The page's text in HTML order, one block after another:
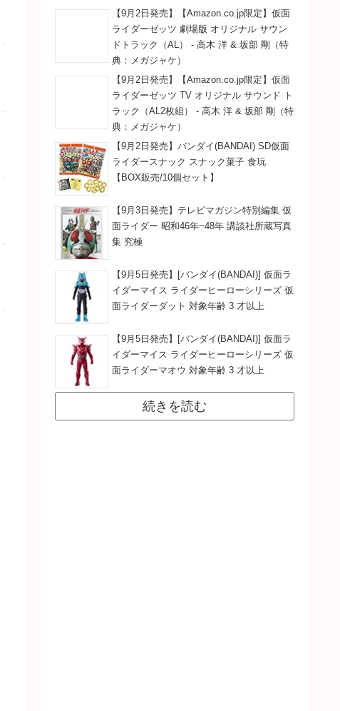
【9月2日発売】【Amazon.co.jp限定】仮面
ライダーゼッツ 劇場版 オリジナル サウン
ドトラック（AL） - 高木 洋 & 坂部 剛（特
典：メガジャケ）
【9月2日発売】【Amazon.co.jp限定】仮面
ライダーゼッツ TV オリジナル サウンド ト
ラック（AL2枚組） - 高木 洋 & 坂部 剛（特
典：メガジャケ）
【9月2日発売】バンダイ(BANDAI) SD仮面
ライダースナック スナック菓子 食玩
【BOX販売/10個セット】
【9月3日発売】テレビマガジン特別編集 仮
面ライダー 昭和46年~48年 講談社所蔵写真
集 究極
【9月5日発売】[バンダイ(BANDAI)] 仮面ラ
イダーマイス ライダーヒーローシリーズ 仮
面ライダーダット 対象年齢 3 才以上
【9月5日発売】[バンダイ(BANDAI)] 仮面ラ
イダーマイス ライダーヒーローシリーズ 仮
面ライダーマオウ 対象年齢 3 才以上
続きを読む